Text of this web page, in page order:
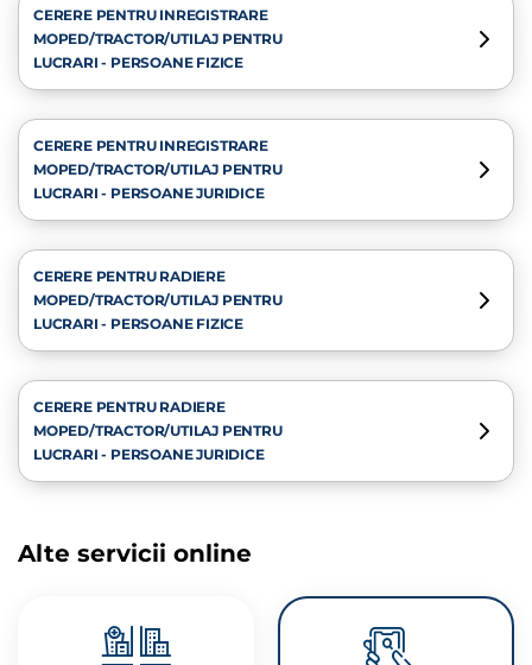
CERERE PENTRU INREGISTRARE
MOPED/TRACTOR/UTILAJ PENTRU
LUCRARI - PERSOANE FIZICE
CERERE PENTRU INREGISTRARE
MOPED/TRACTOR/UTILAJ PENTRU
LUCRARI - PERSOANE JURIDICE
CERERE PENTRU RADIERE
MOPED/TRACTOR/UTILAJ PENTRU
LUCRARI - PERSOANE FIZICE
CERERE PENTRU RADIERE
MOPED/TRACTOR/UTILAJ PENTRU
LUCRARI - PERSOANE JURIDICE
Alte servicii online